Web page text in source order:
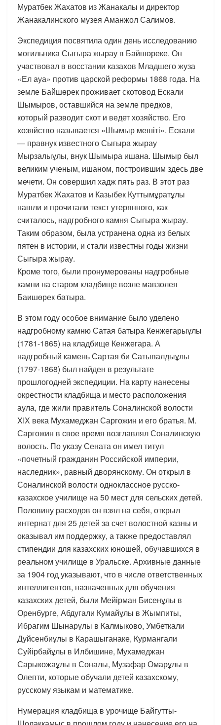
Муратбек Жахатов из Жанакалы и директор
Жанакалинского музея Аманжол Салимов.
Экспедиция посвятила один день исследованию
могильника Сыгыра жырау в Байшөреке. Он
участвовал в восстании казахов Младшего жуза
«Ел ауа» против царской реформы 1868 года. На
земле Байшөрек проживает скотовод Ескали
Шымыров, оставшийся на земле предков,
который разводит скот и ведет хозяйство. Его
хозяйство называется «Шымыр мешіті». Ескали
— правнук известного Сыгыра жырау
Мырзалыұлы, внук Шымыра ишана. Шымыр был
великим ученым, ишаном, построившим здесь две
мечети. Он совершил хадж пять раз. В этот раз
Муратбек Жахатов и Казыбек Куттымұратұлы
нашли и прочитали текст утерянного, как
считалось, надгробного камня Сыгыра жырау.
Таким образом, была устранена одна из белых
пятен в истории, и стали известны годы жизни
Сыгыра жырау.
Кроме того, были пронумерованы надгробные
камни на старом кладбище возле мавзолея
Баишөрек батыра.
В этом году особое внимание было уделено
надгробному камню Сатая батыра Кенжегарыұлы
(1781-1865) на кладбище Кенжегара. А
надгробный камень Сартая би Сатыпалдыұлы
(1797-1868) был найден в результате
прошлогодней экспедиции. На карту нанесены
окрестности кладбища и место расположения
аула, где жили правитель Соналинской волости
XIX века Мухамеджан Саргожин и его братья. М.
Саргожин в свое время возглавлял Соналинскую
волость. По указу Сената он имел титул
«почетный гражданин Российской империи,
наследник», равный дворянскому. Он открыл в
Соналинской волости одноклассное русско-
казахское училище на 50 мест для сельских детей.
Половину расходов он взял на себя, открыл
интернат для 25 детей за счет волостной казны и
оказывал им поддержку, а также предоставлял
стипендии для казахских юношей, обучавшихся в
реальном училище в Уральске. Архивные данные
за 1904 год указывают, что в числе ответственных
интеллигентов, назначенных для обучения
казахских детей, были Мейірман Бисенұлы в
Оренбурге, Абдугали Кумайұлы в Жымпиты,
Ибрагим Шынарұлы в Калмыково, Умбеткали
Дуйсенбиұлы в Карашыганаке, Курмангали
Суйірбайұлы в Илбишине, Мухамеджан
Сарыкожаұлы в Соналы, Музафар Омарұлы в
Олепти, которые обучали детей казахскому,
русскому языкам и математике.
Нумерация кладбища в урочище Байгутты-